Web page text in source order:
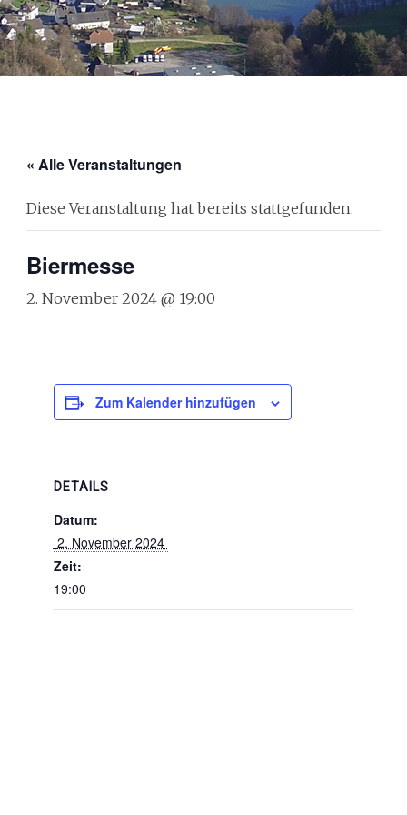
« Alle Veranstaltungen
Diese Veranstaltung hat bereits stattgefunden.
Biermesse
2. November 2024 @ 19:00
Zum Kalender hinzufügen
DETAILS
Datum:
2. November 2024
Zeit:
19:00